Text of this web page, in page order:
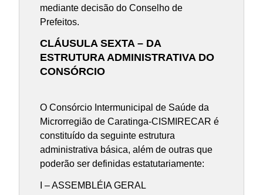
mediante decisão do Conselho de
Prefeitos.
CLÁUSULA SEXTA – DA
ESTRUTURA ADMINISTRATIVA DO
CONSÓRCIO
O Consórcio Intermunicipal de Saúde da
Microrregião de Caratinga-CISMIRECAR é
constituído da seguinte estrutura
administrativa básica, além de outras que
poderão ser definidas estatutariamente:
I – ASSEMBLÉIA GERAL